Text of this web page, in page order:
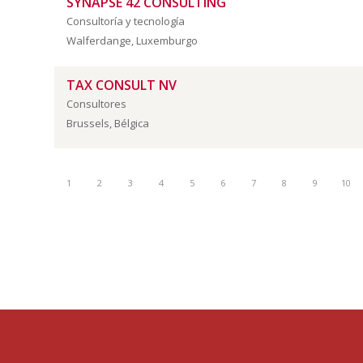
Consultoría y tecnología
Walferdange, Luxemburgo
TAX CONSULT NV
Consultores
Brussels, Bélgica
1 2 3 4 5 6 7 8 9 10